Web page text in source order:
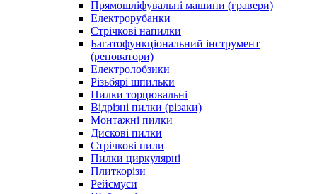
Прямошліфувальні машини (гравери)
Електрорубанки
Стрічкові напилки
Багатофункціональний інструмент
(реноватори)
Електролобзики
Різьбярі шпильки
Пилки торцювальні
Відрізні пилки (різаки)
Монтажні пилки
Дискові пилки
Стрічкові пили
Пилки циркулярні
Плиткорізи
Рейсмуси